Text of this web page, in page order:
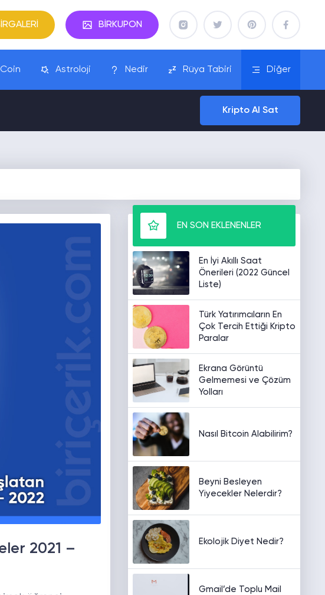
BİRKUPON
Coin Astroloji Nedir Rüya Tabiri Diğer
Kripto Al Sat
2021 –
EN SON EKLENENLER
En İyi Akıllı Saat
Önerileri (2022 Güncel
Liste)
Türk Yatırımcıların En
Çok Tercih Ettiği Kripto
Paralar
Ekrana Görüntü
Gelmemesi ve Çözüm
Yolları
Nasıl Bitcoin Alabilirim?
Beyni Besleyen
Yiyecekler Nelerdir?
Ekolojik Diyet Nedir?
Gmail’de Toplu Mail